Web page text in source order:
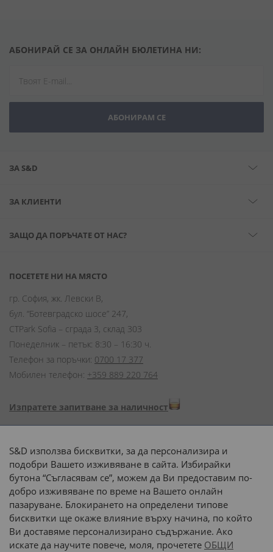
АБОНИРАЙ СЕ ЗА ОНЛАЙН БЮЛЕТИНА НИ:
АБОНИРАМ СЕ
ЗА S&D
ЗА КЛИЕНТИ
ЗАЩО ДА ПОРЪЧАТЕ ОТ НАС?
ПОСЕТЕТЕ НИ НА МЯСТО
гр. София, жк. Левски В,
бул. “Ботевградско шосе” 247,
CTPark Sofia – сграда 3, склад 303
Понеделник – петък: 8:30 – 16:30 ч.
Телефон за поръчки: 0700 17 377
Мобилен телефон: +359 889 220 764
Изпратете запитване за наличност
Начини на плащане:
Доставка до адрес с:
или
наш транспорт
S&D използва бисквитки, за да персонализира и
подобри Вашето изживяване в сайта. Избирайки
бутона “Съгласявам се”, можем да Ви предоставим по-
добро изживяване по време на Вашето онлайн
пазаруване. Блокирането на определени типове
бисквитки ще окаже влияние върху начина, по който
Ви доставяме персонализирано съдържание. Ако
искате да научите повече, моля, прочетете ОБЩИ